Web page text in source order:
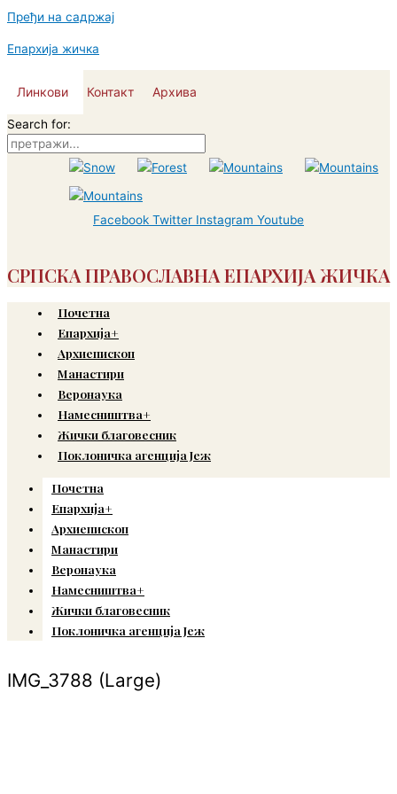
Пређи на садржај
Епархија жичка
Линкови Контакт Архива
Search for:
Facebook Twitter Instagram Youtube
СРПСКА ПРАВОСЛАВНА ЕПАРХИЈА ЖИЧКА
Почетна
Епархија+
Архиепископ
Манастири
Веронаука
Намесништва+
Жички благовесник
Поклоничка агенција Јеж
Почетна
Епархија+
Архиепископ
Манастири
Веронаука
Намесништва+
Жички благовесник
Поклоничка агенција Јеж
IMG_3788 (Large)